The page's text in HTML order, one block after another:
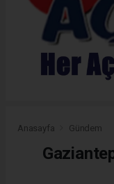
Anasayfa Gündem